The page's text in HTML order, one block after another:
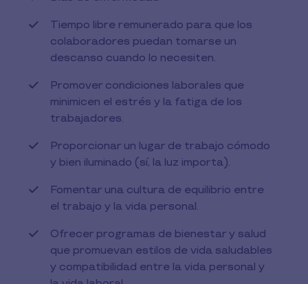
Tiempo libre remunerado para que los
colaboradores puedan tomarse un
descanso cuando lo necesiten.
Promover condiciones laborales que
minimicen el estrés y la fatiga de los
trabajadores.
Proporcionar un lugar de trabajo cómodo
y bien iluminado (sí, la luz importa).
Fomentar una cultura de equilibrio entre
el trabajo y la vida personal.
Ofrecer programas de bienestar y salud
que promuevan estilos de vida saludables
y compatibilidad entre la vida personal y